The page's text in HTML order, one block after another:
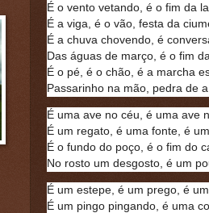
É o vento vetando, é o fim da
É a viga, é o vão, festa da
É a chuva chovendo, é
Das águas de março, é o fim
É o pé, é o chão, é a marcha
Passarinho na mão, pedra de
É uma ave no céu, é uma ave
É um regato, é uma fonte, é
É o fundo do poço, é o fim do
No rosto um desgosto, é um
É um estepe, é um prego, é
É um pingo pingando, é uma